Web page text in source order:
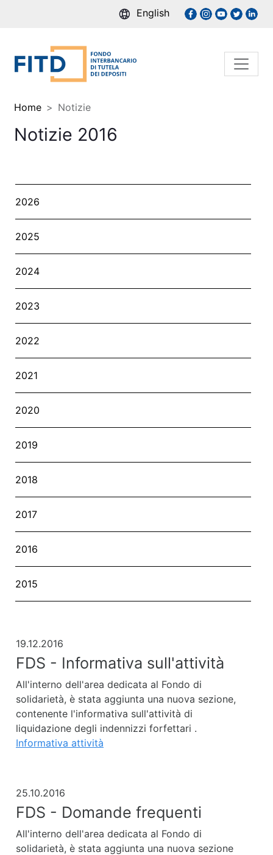
English
Home Notizie
Notizie 2016
2026
2025
2024
2023
2022
2021
2020
2019
2018
2017
2016
2015
19.12.2016
FDS - Informativa sull'attività
All'interno dell'area dedicata al Fondo di
solidarietà, è stata aggiunta una nuova sezione,
contenente l'informativa sull'attività di
liquidazione degli indennizzi forfettari .
Informativa attività
25.10.2016
FDS - Domande frequenti
All'interno dell'area dedicata al Fondo di
solidarietà, è stata aggiunta una nuova sezione